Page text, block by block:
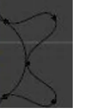
어떻게 외곽선을 만들
생기는 상황입니다. 그